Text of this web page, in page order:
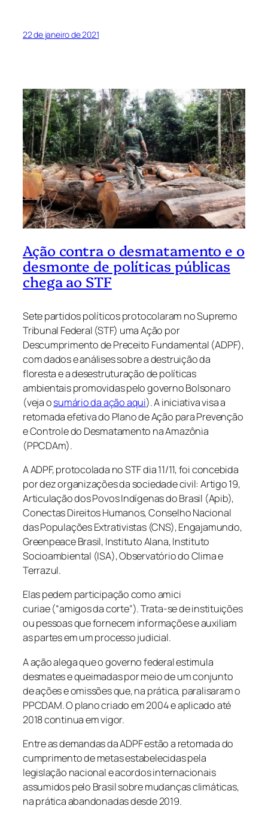
22 de janeiro de 2021
Ação contra o desmatamento e o
desmonte de políticas públicas
chega ao STF
Sete partidos políticos protocolaram no Supremo
Tribunal Federal (STF) uma Ação por
Descumprimento de Preceito Fundamental (ADPF),
com dados e análises sobre a destruição da
floresta e a desestruturação de políticas
ambientais promovidas pelo governo Bolsonaro
(veja osumário da ação aqui). A iniciativa visa a
retomada efetiva do Plano de Ação para Prevenção
e Controle do Desmatamento na Amazônia
(PPCDAm).
A ADPF, protocolada no STF dia 11/11, foi concebida
por dez organizações da sociedade civil: Artigo 19,
Articulação dos Povos Indígenas do Brasil (Apib),
Conectas Direitos Humanos, Conselho Nacional
das Populações Extrativistas (CNS), Engajamundo,
Greenpeace Brasil, Instituto Alana, Instituto
Socioambiental (ISA), Observatório do Clima e
Terrazul.
Elas pedem participação comoamici
curiae(“amigos da corte”). Trata-se de instituições
ou pessoas que fornecem informações e auxiliam
as partes em um processo judicial.
A ação alega que o governo federal estimula
desmates e queimadas por meio de um conjunto
de ações e omissões que, na prática, paralisaram o
PPCDAM. O plano criado em 2004 e aplicado até
2018 continua em vigor.
Entre as demandas da ADPF estão a retomada do
cumprimento de metas estabelecidas pela
legislação nacional e acordos internacionais
assumidos pelo Brasil sobre mudanças climáticas,
na prática abandonadas desde 2019.